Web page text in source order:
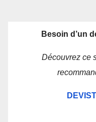
Besoin d’un
Découvrez ce